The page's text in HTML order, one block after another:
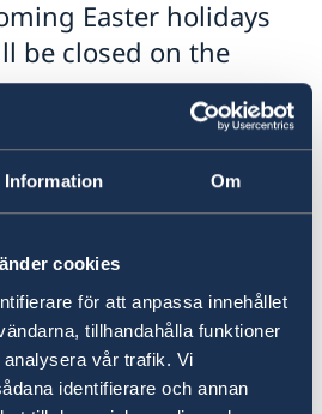
Information Om
cookies
för att anpassa innehållet
tillhandahålla funktioner
vår trafik. Vi
identifierare och annan
for visits
organisations for
for Migration cases and
Easter holidays
be closed on the
1
above, the Migration
will also be closed on
The Migration Section